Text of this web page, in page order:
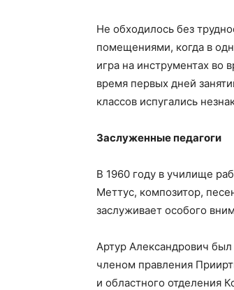
Не обходилось без
помещениями, когда в
игра на инструментах во
время первых дней
классов испугались
Заслуженные педагоги
В 1960 году в училище
Меттус, композитор,
заслуживает особого
Артур Александрович
членом правления
и областного отделения